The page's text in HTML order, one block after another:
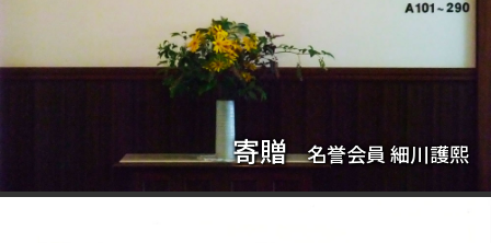
寄贈 名誉会員 細川護熙